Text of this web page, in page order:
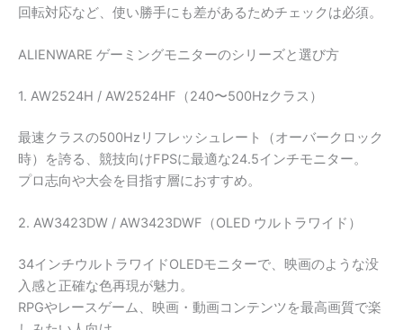
回転対応など、使い勝手にも差があるためチェックは必須。
ALIENWARE ゲーミングモニターのシリーズと選び方
1. AW2524H / AW2524HF（240〜500Hzクラス）
最速クラスの500Hzリフレッシュレート（オーバークロック
時）を誇る、競技向けFPSに最適な24.5インチモニター。
プロ志向や大会を目指す層におすすめ。
2. AW3423DW / AW3423DWF（OLED ウルトラワイド）
34インチウルトラワイドOLEDモニターで、映画のような没
入感と正確な色再現が魅力。
RPGやレースゲーム、映画・動画コンテンツを最高画質で楽